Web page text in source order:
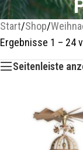
Start/Shop/
Ergebnisse 1 – 24
Seitenleiste